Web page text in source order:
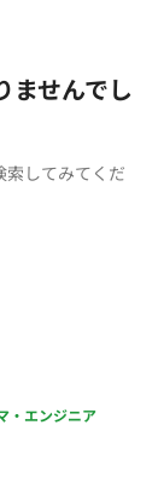
ませんでし
してみてくだ
・エンジニア